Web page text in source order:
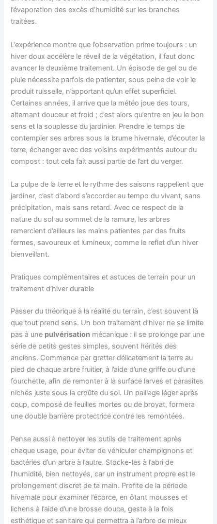
l’évaporation des excès d’humidité sur les branches
traitées.
L’expérience montre que l’observation prime toujours : un
hiver doux accélère le réveil de la végétation, il faut donc
avancer le deuxième traitement. Un épisode de gel ou de
pluie nécessite parfois de patienter, sous peine de voir le
produit ruisselle, n’apportant qu’un effet superficiel.
Certaines années, il arrive que la météo joue des tours,
alternant douceur et froid ; c’est alors qu’entre en jeu le bon
sens et la souplesse du jardinier. Prendre le temps de
contempler ses arbres sous la brume hivernale, d’écouter la
terre, échanger avec des voisins expérimentés autour du
compost : tout cela fait aussi partie de l’art du verger.
La pulpe de la terre et le rythme des saisons rappellent que
jardiner, c’est d’abord s’accorder au tempo du vivant, sans
précipitation, mais sans retard. Avec ce respect de la
nature du sol au sommet de la ramure, les arbres
remercient d’ailleurs les mains patientes par des fruits
fermes, savoureux et lumineux, comme le reflet d’un hiver
bienveillant.
Pratiques complémentaires et astuces de terrain pour un
traitement d’hiver durable
Passer du théorique à la réalité du terrain, c’est souvent là
que tout prend sens. Un bon traitement d’hiver ne se limite
pas à une pulvérisation mécanique : il se prolonge par une
série de petits gestes simples, souvent hérités des
anciens. Commence par gratter délicatement la terre au
pied de chaque arbre fruitier, à l’aide d’une griffe ou d’une
fourchette, afin de remonter à la surface larves et parasites
nichés juste sous la croûte du sol. Un paillage léger après
coup, composé de feuilles mortes ou de broyat, formera
une double barrière protectrice contre les remontées.
Pense aussi à nettoyer les outils de traitement après
chaque usage, pour éviter de véhiculer champignons et
bactéries d’un arbre à l’autre. Stocke-les à l’abri de
l’humidité, bien nettoyés, car un instrument propre est le
prolongement discret de ta main. Profite de la période
hivernale pour examiner l’écorce, en ôtant mousses et
lichens à l’aide d’une brosse douce, geste à la fois
esthétique et sanitaire qui permettra à l’arbre de mieux